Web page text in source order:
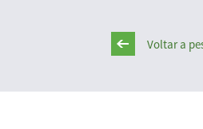
Voltar a